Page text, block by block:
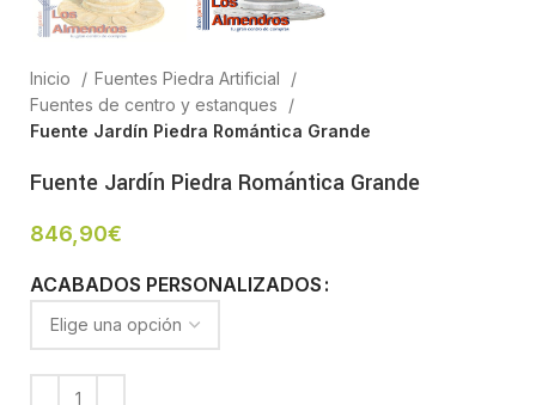
Inicio
Fuentes Piedra Artificial
Fuentes de centro y estanques
Fuente Jardín Piedra Romántica Grande
Fuente Jardín Piedra Romántica Grande
846,90€
ACABADOS PERSONALIZADOS